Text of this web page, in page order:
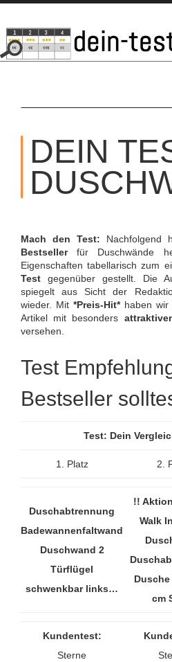
SKIP
CONTENT
DEIN
Mach den Test: Nachfolgend
Bestsellerfür Duschwände
Eigenschaften tabellarisch zum
Test gegenüber gestellt. Die
spiegelt aus Sicht der
wieder. Mit *Preis-Hit*haben wir
Artikel mit besonders
versehen.
Test
Bestseller
Test: Dein
1. Platz 2.
Duschabtrennung
Badewannenfaltwand
Duschwand 2
Türflügel
schwenkbar links…
!!
Walk
Dusche
cm
Kundentest:
Sterne